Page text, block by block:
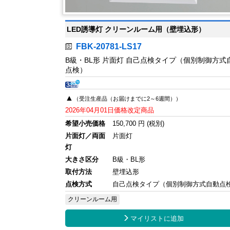
LED誘導灯 クリーンルーム用（壁埋込形）
FBK-20781-LS17
B級・BL形 片面灯 自己点検タイプ（個別制御方式
点検）
▲ （受注生産品（お届けまでに2～6週間））
2026年04月01日価格改定商品
希望小売価格
150,700 円 (税別)
片面灯／両面
灯
片面灯
大きさ区分
B級・BL形
取付方法
壁埋込形
点検方式
自己点検タイプ（個別制御方式自動点検
クリーンルーム用
 マイリストに追加